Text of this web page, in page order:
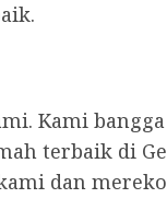
Kami
terbaik di
dan